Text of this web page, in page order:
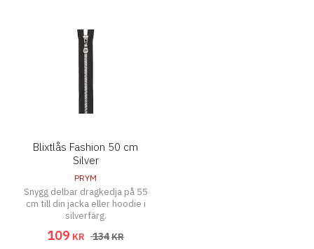
Blixtlås Fashion 50 cm
Silver
PRYM
Snygg delbar dragkedja på 55
cm till din jacka eller hoodie i
silverfärg.
109 KR 134KR